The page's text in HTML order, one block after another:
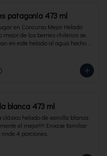
patagonia 473 ml
en Concurso Mejor Helado
mejor de los berries chilenos se
en este helado al agua hecho
4 porciones.
blanca 473 ml
clásico helado de vainilla blanca.
el mejor!!!! Envase familiar
4 porciones.